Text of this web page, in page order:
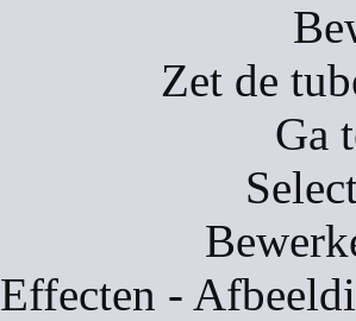
Zet de
Ga
Effecten -